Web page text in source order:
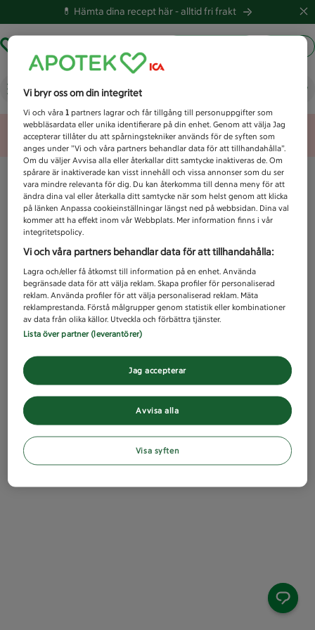
💊 Hämta dina recept här -alltid fri frakt
Vad letar du efter idag?
Unknown error
Vi bryr oss om din integritet
Vi och våra1 partners lagrar och får tillgång till personuppgifter som
webbläsardata eller unika identifierare på din enhet. Genom att välja Jag
accepterar tillåter du att spårningstekniker används för de syften som
anges under ”Vi och våra partners behandlar data för att tillhandahålla”.
Om du väljer Avvisa alla eller återkallar ditt samtycke inaktiveras de. Om
spårare är inaktiverade kan visst innehåll och vissa annonser som du ser
vara mindre relevanta för dig. Du kan återkomma till denna meny för att
ändra dina val eller återkalla ditt samtycke när som helst genom att klicka
på länken Anpassa cookieinställningar längst ned på webbsidan. Dina val
kommer att ha effekt inom vår Webbplats. Mer information finns i vår
integritetspolicy.
Vi och våra partners behandlar data för att tillhandahålla:
Lagra och/eller få åtkomst till information på en enhet. Använda
begränsade data för att välja reklam. Skapa profiler för personaliserad
reklam. Använda profiler för att välja personaliserad reklam. Mäta
reklamprestanda. Förstå målgrupper genom statistik eller kombinationer
av data från olika källor. Utveckla och förbättra tjänster.
Lista över partner (leverantörer)
Avvisa alla
Jag accepterar
Visa syften